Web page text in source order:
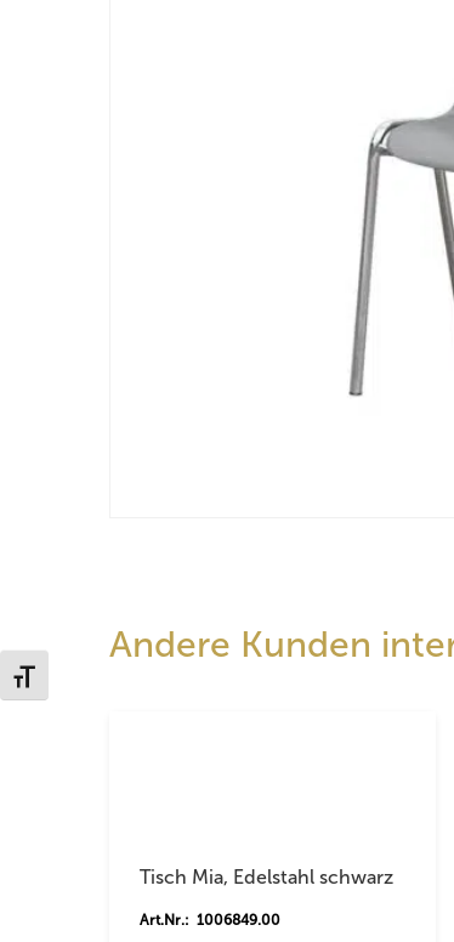
Schrift vergrößern
Andere Kunden
Tisch Mia, Edelstahl schwarz
Art.Nr.: 1006849.00